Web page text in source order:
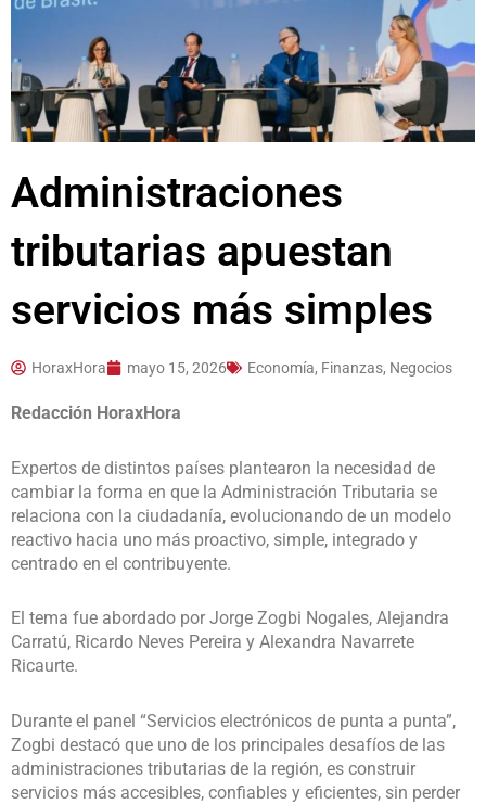
Administraciones
tributarias apuestan
servicios más simples
HoraxHora mayo 15, 2026 Economía, Finanzas, Negocios
Redacción HoraxHora
Expertos de distintos países plantearon la necesidad de
cambiar la forma en que la Administración Tributaria se
relaciona con la ciudadanía, evolucionando de un modelo
reactivo hacia uno más proactivo, simple, integrado y
centrado en el contribuyente.
El tema fue abordado por Jorge Zogbi Nogales, Alejandra
Carratú, Ricardo Neves Pereira y Alexandra Navarrete
Ricaurte.
Durante el panel “Servicios electrónicos de punta a punta”,
Zogbi destacó que uno de los principales desafíos de las
administraciones tributarias de la región, es construir
servicios más accesibles, confiables y eficientes, sin perder